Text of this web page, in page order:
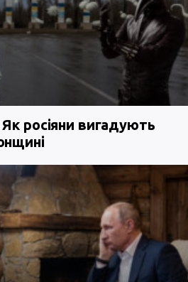
Як росіяни вигадують